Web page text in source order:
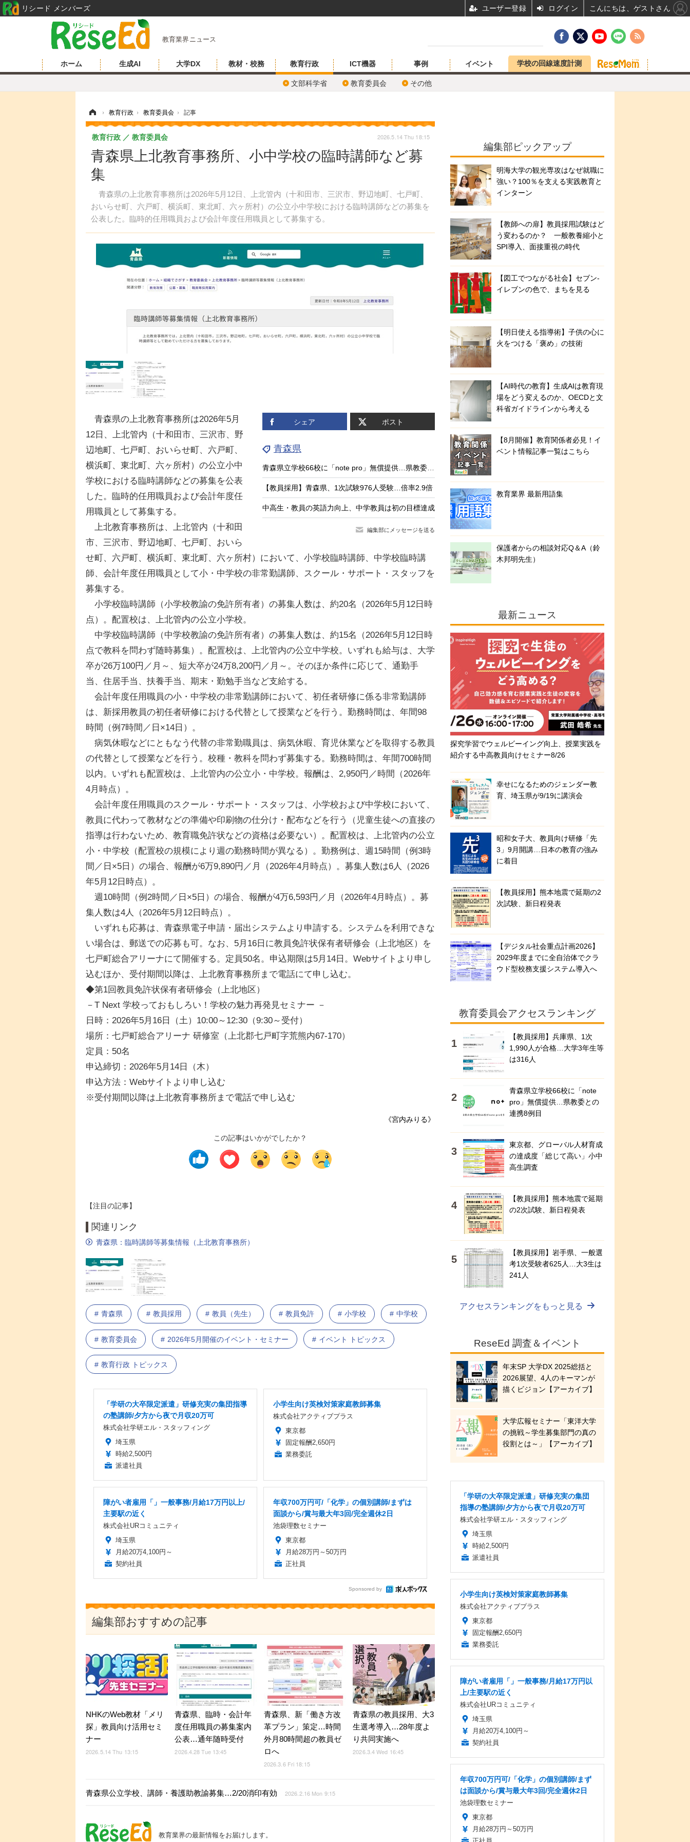
教育業界ニュース
ホーム 生成AI 大学DX 教材・校務 教育行政
文部科学省 教育委員会 その他
ICT機器 事例 イベント 学校の回線速度計測
› 教育行政 › 教育委員会 › 記事
青森県上北教育事務所、小中学校の臨時講師など募
集
青森県の上北教育事務所は2026年5月12日、上北管内（十和田市、三沢市、野辺地町、七戸町、
おいらせ町、六戸町、横浜町、東北町、六ヶ所村）の公立小中学校における臨時講師などの募集を
公表した。臨時的任用職員および会計年度任用職員として募集する。
教育行政 教育委員会 2026.5.14 Thu 18:15
シェア ポスト
青森県
青森県立学校66校に「note pro」無償提供…県教委との連携8例目
【教員採用】青森県、1次試験976人受験…倍率2.9倍
中高生・教員の英語力向上、中学教員は初の目標達成
編集部にメッセージを送る
青森県の上北教育事務所は2026年5月
12日、上北管内（十和田市、三沢市、野
辺地町、七戸町、おいらせ町、六戸町、
横浜町、東北町、六ヶ所村）の公立小中
学校における臨時講師などの募集を公表
した。臨時的任用職員および会計年度任
用職員として募集する。
上北教育事務所は、上北管内（十和田
市、三沢市、野辺地町、七戸町、おいら
せ町、六戸町、横浜町、東北町、六ヶ所村）において、小学校臨時講師、中学校臨時講
師、会計年度任用職員として小・中学校の非常勤講師、スクール・サポート・スタッフを
募集する。
小学校臨時講師（小学校教諭の免許所有者）の募集人数は、約20名（2026年5月12日時
点）。配置校は、上北管内の公立小学校。
中学校臨時講師（中学校教諭の免許所有者）の募集人数は、約15名（2026年5月12日時
点で教科を問わず随時募集）。配置校は、上北管内の公立中学校。いずれも給与は、大学
卒が26万100円／月～、短大卒が24万8,200円／月～。そのほか条件に応じて、通勤手
当、住居手当、扶養手当、期末・勤勉手当など支給する。
会計年度任用職員の小・中学校の非常勤講師において、初任者研修に係る非常勤講師
は、新採用教員の初任者研修における代替として授業などを行う。勤務時間は、年間98
時間（例7時間／日×14日）。
病気休暇などにともなう代替の非常勤職員は、病気休暇、育児休業などを取得する教員
の代替として授業などを行う。校種・教科を問わず募集する。勤務時間は、年間700時間
以内。いずれも配置校は、上北管内の公立小・中学校。報酬は、2,950円／時間（2026年
4月時点）。
会計年度任用職員のスクール・サポート・スタッフは、小学校および中学校において、
教員に代わって教材などの準備や印刷物の仕分け・配布などを行う（児童生徒への直接の
指導は行わないため、教育職免許状などの資格は必要ない）。配置校は、上北管内の公立
小・中学校（配置校の規模により週の勤務時間が異なる）。勤務例は、週15時間（例3時
間／日×5日）の場合、報酬が6万9,890円／月（2026年4月時点）。募集人数は6人（2026
年5月12日時点）。
週10時間（例2時間／日×5日）の場合、報酬が4万6,593円／月（2026年4月時点）。募
集人数は4人（2026年5月12日時点）。
いずれも応募は、青森県電子申請・届出システムより申請する。システムを利用できな
い場合は、郵送での応募も可。なお、5月16日に教員免許状保有者研修会（上北地区）を
七戸町総合アリーナにて開催する。定員50名。申込期限は5月14日。Webサイトより申し
込むほか、受付期間以降は、上北教育事務所まで電話にて申し込む。
◆第1回教員免許状保有者研修会（上北地区）
－T Next 学校っておもしろい！学校の魅力再発見セミナー －
日時：2026年5月16日（土）10:00～12:30（9:30～受付）
場所：七戸町総合アリーナ 研修室（上北郡七戸町字荒熊内67-170）
定員：50名
申込締切：2026年5月14日（木）
申込方法：Webサイトより申し込む
※受付期間以降は上北教育事務所まで電話で申し込む
《宮内みりる》
この記事はいかがでしたか？
【注目の記事】
関連リンク
青森県：臨時講師等募集情報（上北教育事務所）
青森県 教員採用 教員（先生） 教員免許 小学校 中学校
教育委員会 2026年5月開催のイベント・セミナー イベント トピックス
教育行政 トピックス
「学研の大卒限定派遣」研修充実の集団指導
の塾講師/夕方から夜で月収20万可
株式会社学研エル・スタッフィング
埼玉県
時給2,500円
派遣社員
小学生向け英検対策家庭教師募集
株式会社アクティブプラス
東京都
固定報酬2,650円
業務委託
障がい者雇用「」一般事務/月給17万円以上/
主要駅の近く
株式会社URコミュニティ
埼玉県
月給20万4,100円～
契約社員
年収700万円可/「化学」の個別講師/まずは
面談から/賞与最大年3回/完全週休2日
池袋理数セミナー
東京都
月給28万円～50万円
正社員
Sponsored by
編集部おすすめの記事
NHKのWeb教材「メリ
探」教員向け活用セミ
ナー
2026.5.14 Thu 13:15
青森県、臨時・会計年
度任用職員の募集案内
公表…通年随時受付
2026.4.28 Tue 13:45
青森県、新「働き方改
革プラン」策定…時間
外月80時間超の教員ゼ
ロへ
2026.3.6 Fri 18:15
青森県の教員採用、大3
生選考導入…28年度よ
り共同実施へ
2026.3.4 Wed 16:45
青森県公立学校、講師・養護助教諭募集…2/20消印有効 2026.2.16 Mon 9:15
教育業界の最新情報をお届けします。
編集部ピックアップ
明海大学の観光専攻はなぜ就職に
強い？100％を支える実践教育と
インターン
【教師への扉】教員採用試験はど
う変わるのか？ 一般教養縮小と
SPI導入、面接重視の時代
【図工でつながる社会】セブン‐
イレブンの色で、まちを見る
【明日使える指導術】子供の心に
火をつける「褒め」の技術
【AI時代の教育】生成AIは教育現
場をどう変えるのか、OECDと文
科省ガイドラインから考える
【8月開催】教育関係者必見！イ
ベント情報記事一覧はこちら
教育業界 最新用語集
保護者からの相談対応Q＆A（鈴
木邦明先生）
最新ニュース
探究学習でウェルビーイング向上、授業実践を
紹介する中高教員向けセミナー8/26
幸せになるためのジェンダー教
育、埼玉県が9/19に講演会
昭和女子大、教員向け研修「先
3」9月開講…日本の教育の強み
に着目
【教員採用】熊本地震で延期の2
次試験、新日程発表
【デジタル社会重点計画2026】
2029年度までに全自治体でクラ
ウド型校務支援システム導入へ
教育委員会アクセスランキング
【教員採用】兵庫県、1次
1,990人が合格…大学3年生等
は316人
青森県立学校66校に「note
pro」無償提供…県教委との
連携8例目
東京都、グローバル人材育成
の達成度「総じて高い」小中
高生調査
【教員採用】熊本地震で延期
の2次試験、新日程発表
【教員採用】岩手県、一般選
考1次受験者625人…大3生は
241人
アクセスランキングをもっと見る
ReseEd 調査＆イベント
年末SP 大学DX 2025総括と
2026展望、4人のキーマンが
描くビジョン【アーカイブ】
大学広報セミナー「東洋大学
の挑戦～学生募集部門の真の
役割とは～」【アーカイブ】
「学研の大卒限定派遣」研修充実の集団
指導の塾講師/夕方から夜で月収20万可
株式会社学研エル・スタッフィング
埼玉県
時給2,500円
派遣社員
小学生向け英検対策家庭教師募集
株式会社アクティブプラス
東京都
固定報酬2,650円
業務委託
障がい者雇用「」一般事務/月給17万円以
上/主要駅の近く
株式会社URコミュニティ
埼玉県
月給20万4,100円～
契約社員
年収700万円可/「化学」の個別講師/まず
は面談から/賞与最大年3回/完全週休2日
池袋理数セミナー
東京都
月給28万円～50万円
リシード メンバーズ ユーザー登録 ログイン こんにちは、ゲストさん